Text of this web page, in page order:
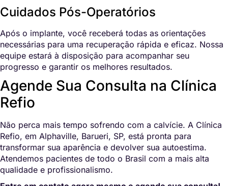
Cuidados Pós-Operatórios
Após o implante, você receberá todas as orientações
necessárias para uma recuperação rápida e eficaz. Nossa
equipe estará à disposição para acompanhar seu
progresso e garantir os melhores resultados.
Agende Sua Consulta na Clínica
Refio
Não perca mais tempo sofrendo com a calvície. A Clínica
Refio, em Alphaville, Barueri, SP, está pronta para
transformar sua aparência e devolver sua autoestima.
Atendemos pacientes de todo o Brasil com a mais alta
qualidade e profissionalismo.